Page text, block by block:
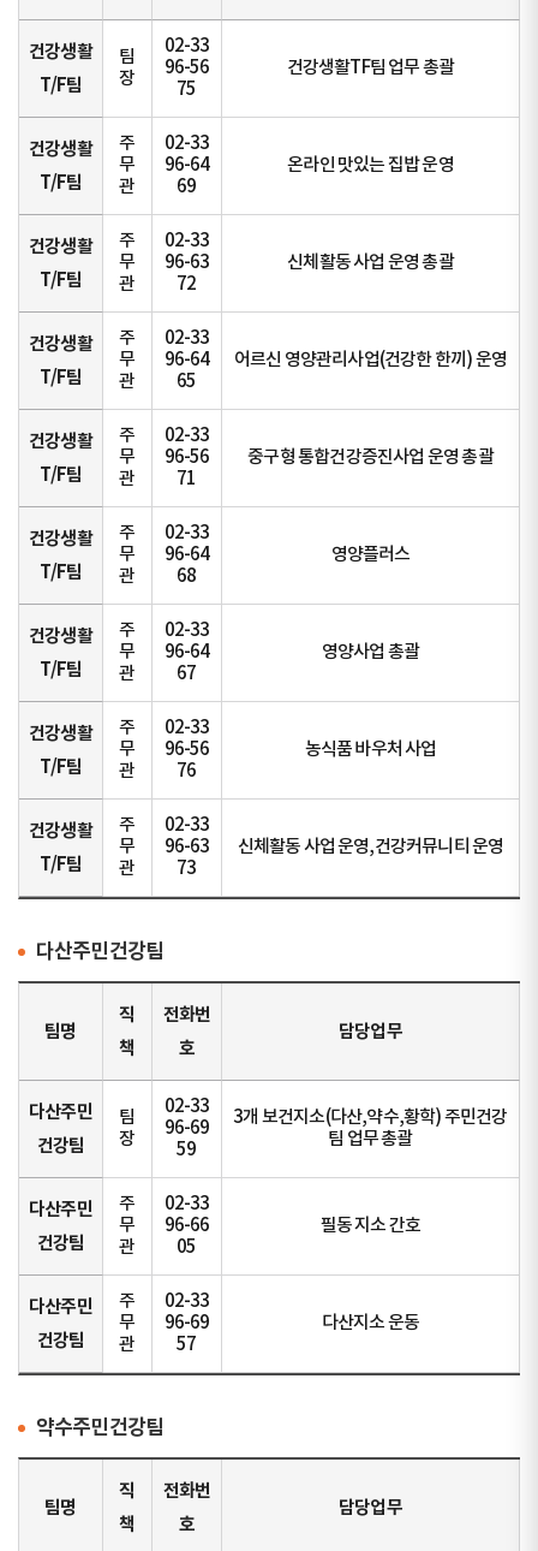
건강생활
T/F팀
팀
장
02-33
96-56
75
건강생활TF팀 업무 총괄
건강생활
T/F팀
주
무
관
02-33
96-64
69
온라인 맛있는 집밥 운영
건강생활
T/F팀
주
무
관
02-33
96-63
72
신체활동 사업 운영 총괄
건강생활
T/F팀
주
무
관
02-33
96-64
65
어르신 영양관리사업(건강한 한끼) 운영
건강생활
T/F팀
주
무
관
02-33
96-56
71
중구형 통합건강증진사업 운영 총괄
건강생활
T/F팀
주
무
관
02-33
96-64
68
영양플러스
건강생활
T/F팀
주
무
관
02-33
96-64
67
영양사업 총괄
건강생활
T/F팀
주
무
관
02-33
96-56
76
농식품 바우처 사업
건강생활
T/F팀
주
무
관
02-33
96-63
73
신체활동 사업 운영,건강커뮤니티 운영
다산주민건강팀
팀명
직
책
전화번
호
담당업무
다산주민
건강팀
팀
장
02-33
96-69
59
3개 보건지소(다산,약수,황학) 주민건강
팀 업무 총괄
다산주민
건강팀
주
무
관
02-33
96-66
05
필동 지소 간호
다산주민
건강팀
주
무
관
02-33
96-69
57
다산지소 운동
약수주민건강팀
팀명
직
책
전화번
호
담당업무